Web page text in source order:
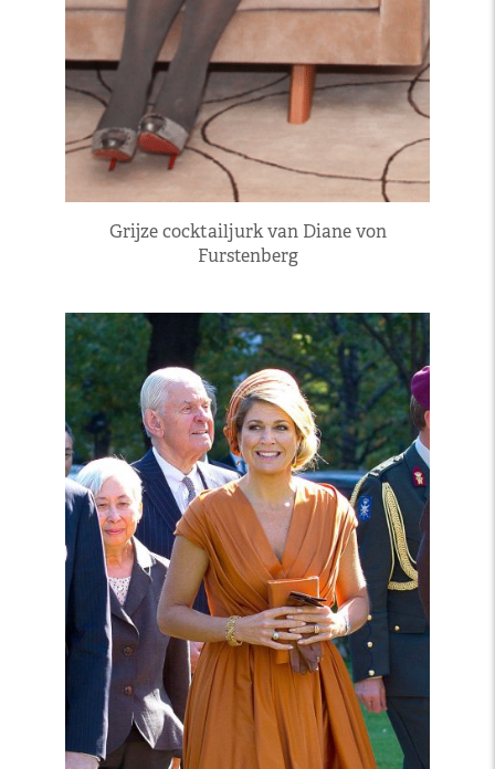
Grijze cocktailjurk van Diane von
Furstenberg